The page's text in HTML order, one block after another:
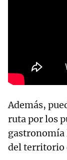
Además,
ruta por los
gastronomía
del territorio